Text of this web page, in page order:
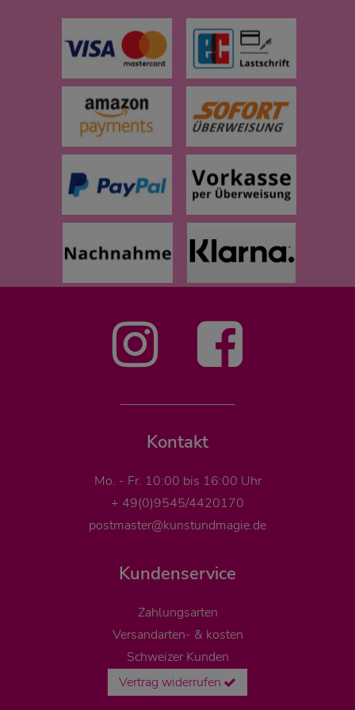
Kontakt
Mo. - Fr. 10:00 bis 16:00 Uhr
+ 49(0)9545/4420170
postmaster@kunstundmagie.de
Kundenservice
Zahlungsarten
Versandarten- & kosten
Schweizer Kunden
Vertrag widerrufen